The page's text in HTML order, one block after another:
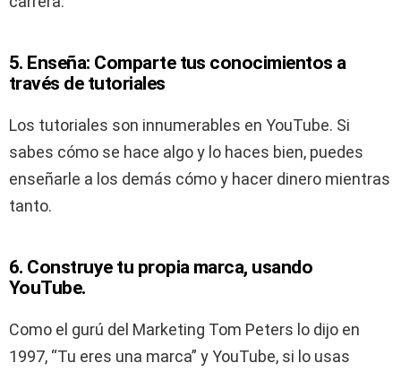
5. Enseña: Comparte tus conocimientos a
través de tutoriales
Los tutoriales son innumerables en YouTube. Si
sabes cómo se hace algo y lo haces bien, puedes
enseñarle a los demás cómo y hacer dinero mientras
tanto.
6. Construye tu propia marca, usando
YouTube.
Como el gurú del Marketing Tom Peters lo dijo en
1997, “Tu eres una marca” y YouTube, si lo usas